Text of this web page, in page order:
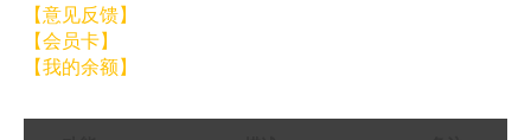
【意见反馈】
【会员卡】
【我的余额】